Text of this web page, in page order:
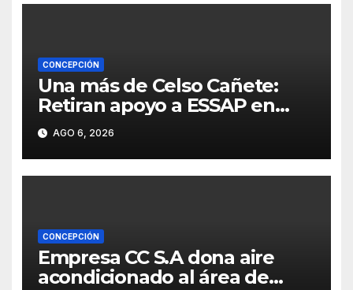
CONCEPCIÓN
Una más de Celso Cañete:
Retiran apoyo a ESSAP en
Concepción
AGO 6, 2026
CONCEPCIÓN
Empresa CC S.A dona aire
acondicionado al área de